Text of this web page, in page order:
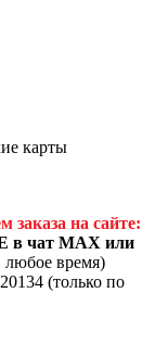
карты
заказа на сайте:
чат MAX или
время)
(только по